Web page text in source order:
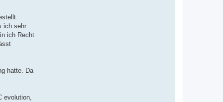
ich sehr
ich Recht
hatte. Da
evolution,